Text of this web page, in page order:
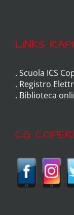
LINKS
. Scuola ICS
. Registro
. Biblioteca
CG